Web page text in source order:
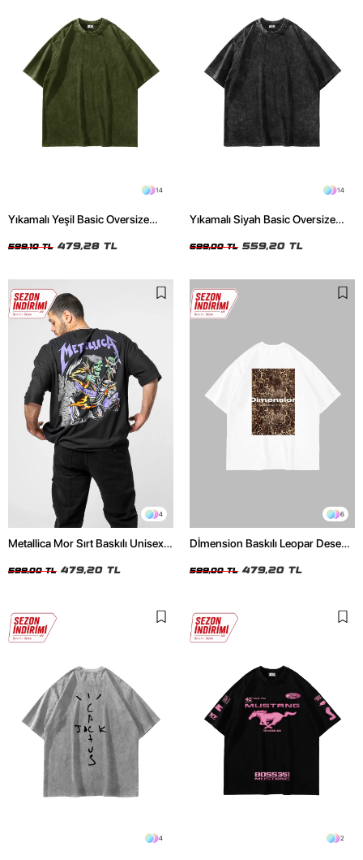
14
Yıkamalı Yeşil Basic Oversize
599,10 TL 479,28 TL
14
Yıkamalı Siyah Basic Oversize
699,00 TL 559,20 TL
4
Metallica Mor Sırt Baskılı Unisex
599,00 TL 479,20 TL
6
Dİmension Baskılı Leopar Desenli
Tshirt
599,00 TL 479,20 TL
4 2